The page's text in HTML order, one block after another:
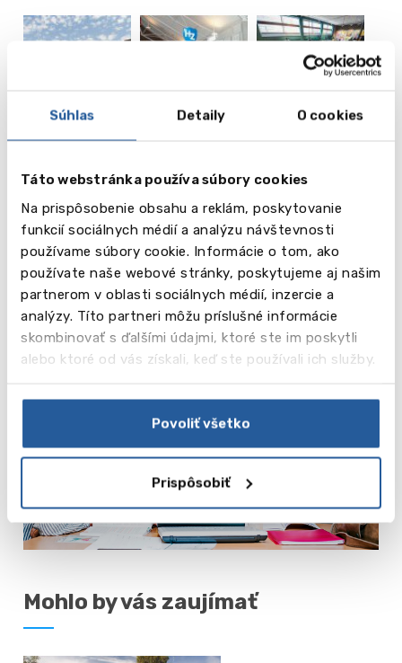
Súhlas Detaily O cookies
Táto webstránka používa súbory cookies
Na prispôsobenie obsahu a reklám, poskytovanie
funkcií sociálnych médií a analýzu návštevnosti
používame súbory cookie. Informácie o tom, ako
používate naše webové stránky, poskytujeme aj našim
partnerom v oblasti sociálnych médií, inzercie a
analýzy. Títo partneri môžu príslušné informácie
skombinovať s ďalšími údajmi, ktoré ste im poskytli
alebo ktoré od vás získali, keď ste používali ich služby.
Povoliť všetko
Prispôsobiť
vēl
20
Obrázky
Video
Mohlo by vás zaujímať